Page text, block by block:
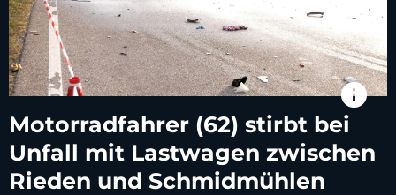
info
Motorradfahrer (62) stirbt bei
Unfall mit Lastwagen zwischen
Rieden und Schmidmühlen